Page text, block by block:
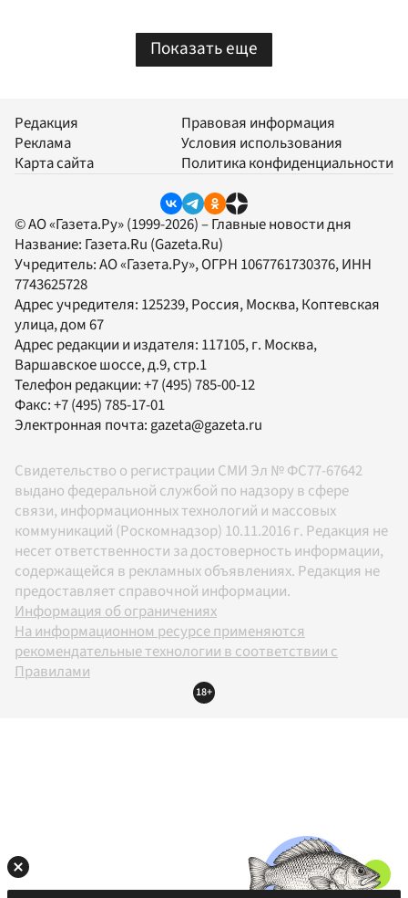
Показать еще
Редакция
Реклама
Карта сайта
Правовая информация
Условия использования
Политика конфиденциальности
© АО «Газета.Ру» (1999-2026) – Главные новости дня
Название: Газета.Ru (Gazeta.Ru)
Учредитель:АО «Газета.Ру», ОГРН 1067761730376, ИНН
7743625728
Адрес учредителя: 125239, Россия, Москва, Коптевская
улица, дом 67
Адрес редакции и издателя: 117105, г. Москва,
Варшавское шоссе, д.9, стр.1
Телефон редакции:+7 (495) 785-00-12
Факс:+7 (495) 785-17-01
Электронная почта: gazeta@gazeta.ru
Свидетельство о регистрации СМИ Эл № ФС77-67642
выдано федеральной службой по надзору в сфере
связи, информационных технологий и массовых
коммуникаций (Роскомнадзор) 10.11.2016 г. Редакция не
несет ответственности за достоверность информации,
содержащейся в рекламных объявлениях. Редакция не
предоставляет справочной информации.
Информация об ограничениях
На информационном ресурсе применяются
рекомендательные технологии в соответствии с
Правилами
18+